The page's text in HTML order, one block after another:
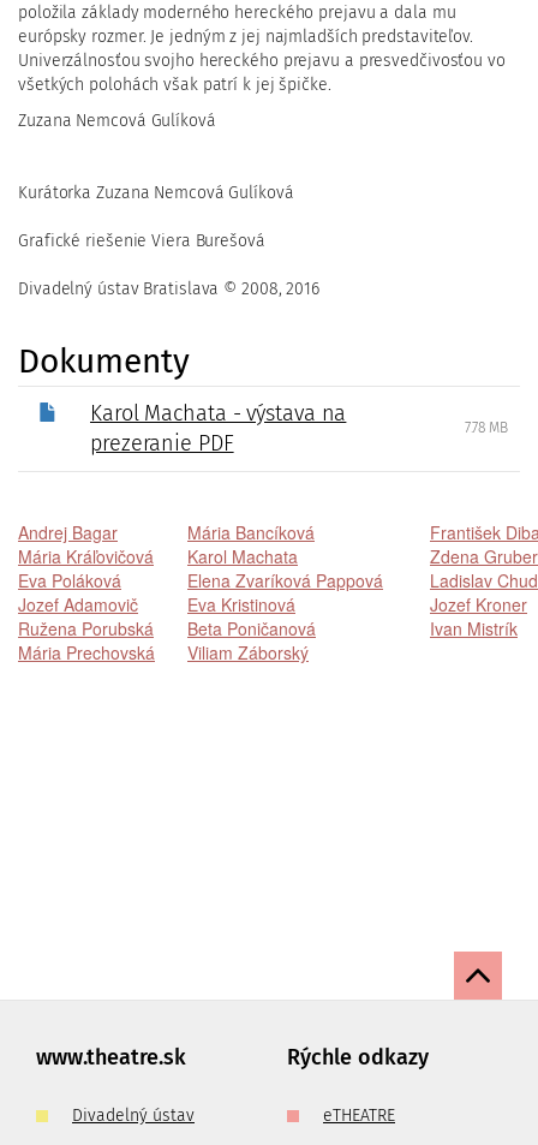
položila základy moderného hereckého prejavu a dala mu
európsky rozmer. Je jedným z jej najmladších predstaviteľov.
Univerzálnosťou svojho hereckého prejavu a presvedčivosťou vo
všetkých polohách však patrí k jej špičke.
Zuzana Nemcová Gulíková
Kurátorka Zuzana Nemcová Gulíková
Grafické riešenie Viera Burešová
Divadelný ústav Bratislava © 2008, 2016
Dokumenty
Karol Machata - výstava na
prezeranie PDF
7.78 MB
Andrej Bagar Mária Bancíková
František
Mária Kráľovičová
Karol Machata
Zdena
Eva Poláková
Elena Zvaríková Pappová
Ladislav
Jozef Adamovič
Eva Kristinová
Jozef Kroner
Ružena Porubská
Beta Poničanová
Ivan Mistrík
Mária Prechovská
Viliam Záborský
www.theatre.sk
Divadelný ústav
Rýchle odkazy
eTHEATRE